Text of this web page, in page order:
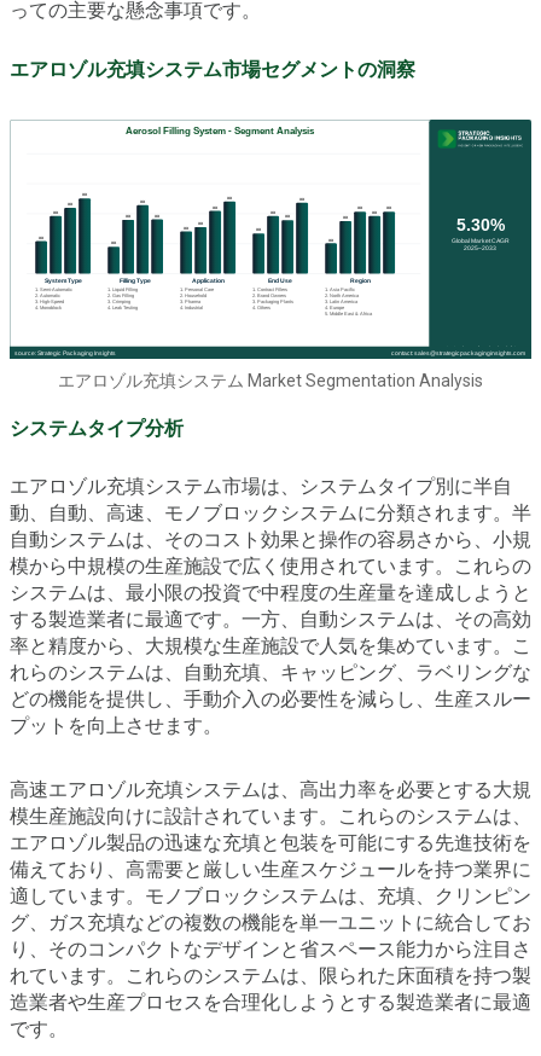
っての主要な懸念事項です。
エアロゾル充填システム市場セグメントの洞察
エアロゾル充填システム Market Segmentation Analysis
システムタイプ分析
エアロゾル充填システム市場は、システムタイプ別に半自
動、自動、高速、モノブロックシステムに分類されます。半
自動システムは、そのコスト効果と操作の容易さから、小規
模から中規模の生産施設で広く使用されています。これらの
システムは、最小限の投資で中程度の生産量を達成しようと
する製造業者に最適です。一方、自動システムは、その高効
率と精度から、大規模な生産施設で人気を集めています。こ
れらのシステムは、自動充填、キャッピング、ラベリングな
どの機能を提供し、手動介入の必要性を減らし、生産スルー
プットを向上させます。
高速エアロゾル充填システムは、高出力率を必要とする大規
模生産施設向けに設計されています。これらのシステムは、
エアロゾル製品の迅速な充填と包装を可能にする先進技術を
備えており、高需要と厳しい生産スケジュールを持つ業界に
適しています。モノブロックシステムは、充填、クリンピン
グ、ガス充填などの複数の機能を単一ユニットに統合してお
り、そのコンパクトなデザインと省スペース能力から注目さ
れています。これらのシステムは、限られた床面積を持つ製
造業者や生産プロセスを合理化しようとする製造業者に最適
です。